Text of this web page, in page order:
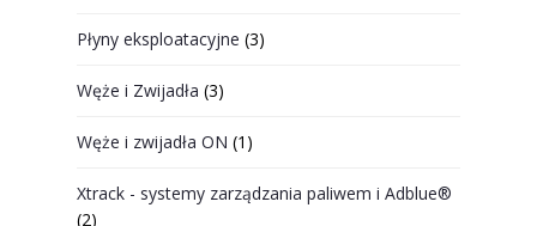
Płyny eksploatacyjne (3)
Węże i Zwijadła (3)
Węże i zwijadła ON (1)
Xtrack - systemy zarządzania paliwem i Adblue®
(2)